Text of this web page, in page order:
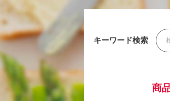
キーワード検索
商